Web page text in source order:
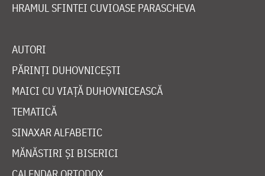
HRAMUL SFINTEI CUVIOASE PARASCHEVA
AUTORI
PĂRINȚI DUHOVNICEȘTI
MAICI CU VIAȚĂ DUHOVNICEASCĂ
TEMATICĂ
SINAXAR ALFABETIC
MĂNĂSTIRI ȘI BISERICI